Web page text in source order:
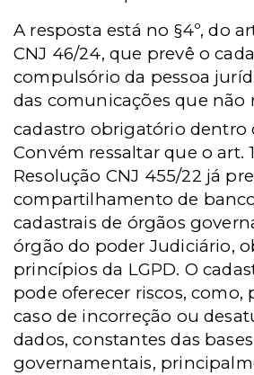
A resposta está no §4º, do
CNJ 46/24, que prevê o
compulsório da pessoa
das comunicações que não
cadastro obrigatório dentro
Convém ressaltar que o art.
Resolução CNJ 455/22 já
compartilhamento de
cadastrais de órgãos
órgão do poder Judiciário,
princípios da LGPD. O
pode oferecer riscos, como,
caso de incorreção ou
dados, constantes das bases
governamentais,